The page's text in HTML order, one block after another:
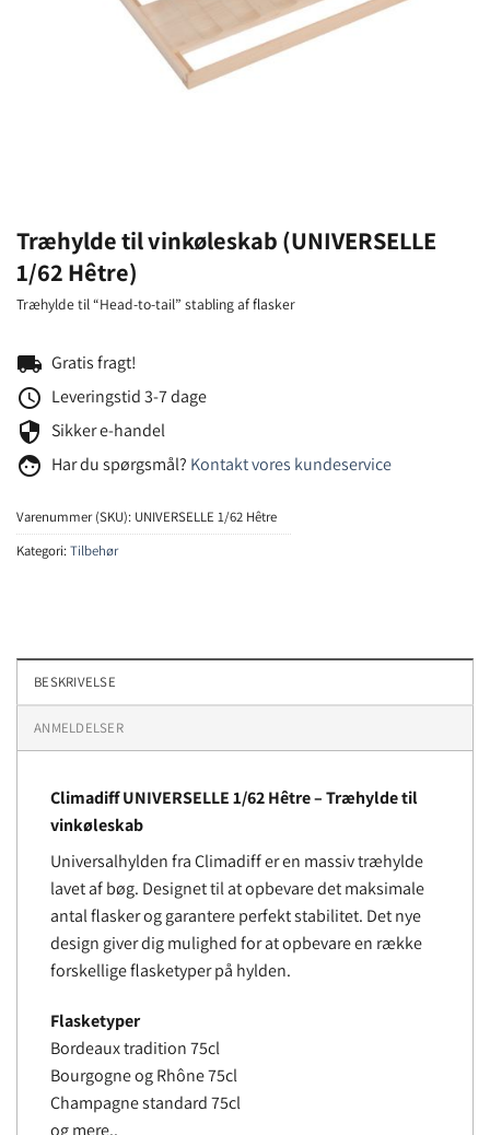
Træhylde til vinkøleskab (UNIVERSELLE
1/62 Hêtre)
Træhylde til “Head-to-tail” stabling af flasker
local_shipping Gratis fragt!
schedule Leveringstid 3-7 dage
security Sikker e-handel
face Har du spørgsmål? Kontakt vores kundeservice
Varenummer (SKU): UNIVERSELLE 1/62 Hêtre
Kategori:Tilbehør
BESKRIVELSE
ANMELDELSER
Climadiff UNIVERSELLE 1/62 Hêtre–Træhylde til
vinkøleskab
Universalhylden fra Climadiff er en massiv træhylde
lavet af bøg. Designet til at opbevare det maksimale
antal flasker og garantere perfekt stabilitet. Det nye
design giver dig mulighed for at opbevare en række
forskellige flasketyper på hylden.
Flasketyper
Bordeaux tradition 75cl
Bourgogne og Rhône 75cl
Champagne standard 75cl
og mere..